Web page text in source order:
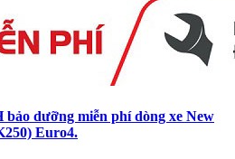
dưỡng miễn phí dòng xe New
Euro4.